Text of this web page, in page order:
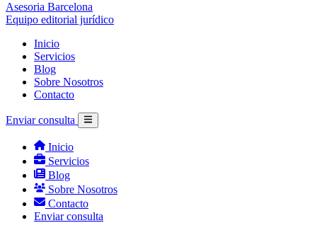
Asesoria Barcelona
Equipo editorial jurídico
Inicio
Servicios
Blog
Sobre Nosotros
Contacto
Enviar consulta
Inicio
Servicios
Blog
Sobre Nosotros
Contacto
Enviar consulta